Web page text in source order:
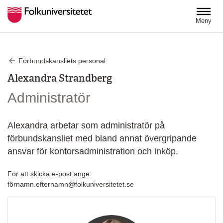
Meny
Förbundskansliets personal
Alexandra Strandberg
Administratör
Alexandra arbetar som administratör på
förbundskansliet med bland annat övergripande
ansvar för kontorsadministration och inköp.
För att skicka e-post ange:
förnamn.efternamn@folkuniversitetet.se